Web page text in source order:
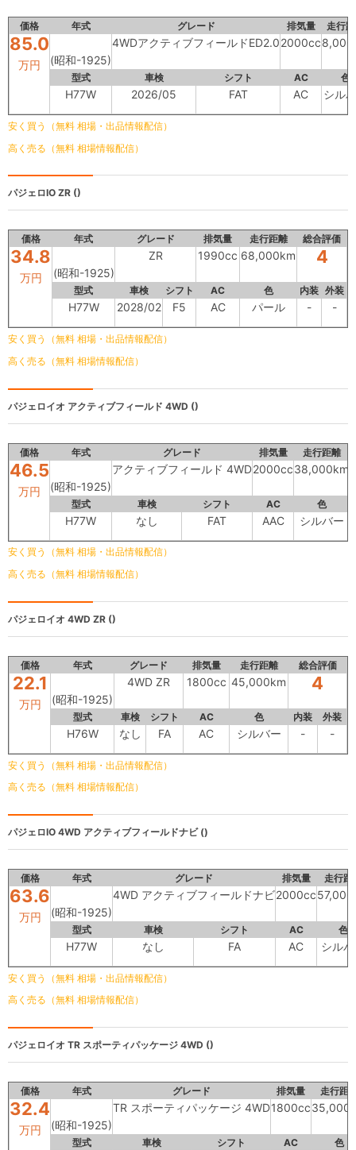
価格 年式 グレード 排気量 走行
85.0
万円 (昭和-1925)
4WDアクティブフィールドED2.02000cc
型式 車検 シフト AC 色
H77W 2026/05 FAT AC シル
安く買う（無料 相場・出品情報配信）
高く売る（無料 相場情報配信）
パジェロIO ZR ()
価格 年式 グレード 排気量 走行距離 総合評価
34.8
万円 (昭和-1925)
ZR 1990cc 68,000km 4
型式 車検 シフト AC 色 内装 外装
H77W 2028/02 F5 AC パール - -
安く買う（無料 相場・出品情報配信）
高く売る（無料 相場情報配信）
パジェロイオ アクティブフィールド 4WD ()
価格 年式 グレード 排気量 走行距離
46.5
万円 (昭和-1925)
アクティブフィールド 4WD2000cc38,000km
型式 車検 シフト AC 色
H77W なし FAT AAC シルバー
安く買う（無料 相場・出品情報配信）
高く売る（無料 相場情報配信）
パジェロイオ 4WD ZR ()
価格 年式 グレード 排気量 走行距離 総合評価
22.1
万円 (昭和-1925)
4WD ZR 1800cc 45,000km 4
型式 車検 シフト AC 色 内装 外装
H76W なし FA AC シルバー - -
安く買う（無料 相場・出品情報配信）
高く売る（無料 相場情報配信）
パジェロIO 4WD アクティブフィールドナビ ()
価格 年式 グレード 排気量 走行距
63.6
万円 (昭和-1925)
4WD アクティブフィールドナビ2000cc
型式 車検 シフト AC 色
H77W なし FA AC シル
安く買う（無料 相場・出品情報配信）
高く売る（無料 相場情報配信）
パジェロイオ TR スポーティパッケージ 4WD ()
価格 年式 グレード 排気量 走行距
32.4
万円 (昭和-1925)
TR スポーティパッケージ 4WD1800cc
型式 車検 シフト AC 色